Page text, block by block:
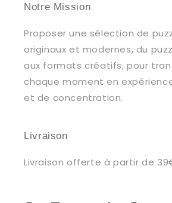
Notre Mission
Proposer une sélection de
originaux et modernes, du
aux formats créatifs, pour
chaque moment en
et de concentration.
Livraison
Livraison offerte à partir de